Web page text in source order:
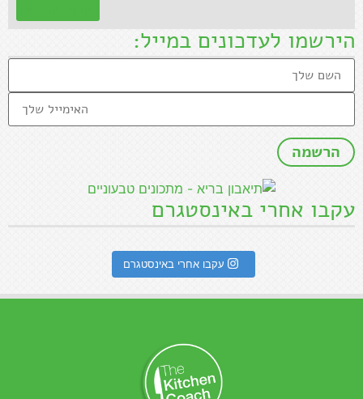
הירשמו לעדכונים במייל:
עקבו אחרי באינסטגרם
עקבו אחרי באינסטגרם